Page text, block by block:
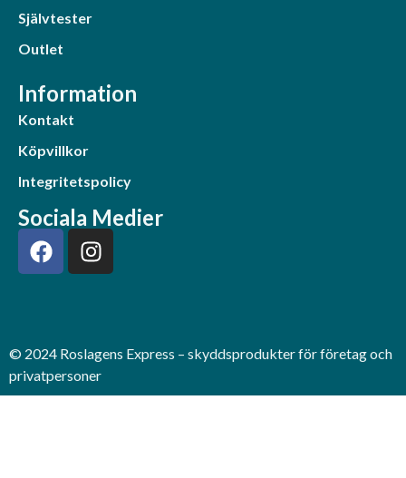
Självtester
Outlet
Information
Kontakt
Köpvillkor
Integritetspolicy
Sociala Medier
© 2024 Roslagens Express – skyddsprodukter för företag och
privatpersoner